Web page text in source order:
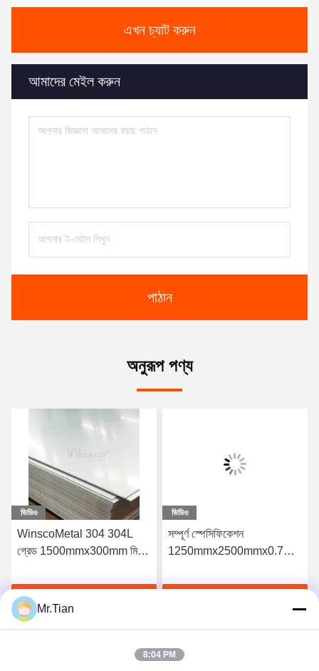
এখন চ্যাট করুন
আমাদের মেইল করুন
পাঠান
অনুরূপ পণ্য
ভিডিও
WinscoMetal 304 304L
গ্রেড 1500mmx300mm মিল
শীট 0.7mm বেধ
ভিডিও
সম্পূর্ণ স্পেসিফিকেশন
1250mmx2500mmx0.7mm
স্টেইনলেস স্টীল শীট 304 304L
Mr.Tian
8:04 PM